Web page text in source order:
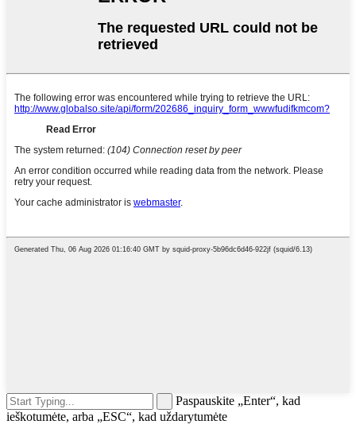
Paspauskite „Enter“, kad
ieškotumėte, arba „ESC“, kad uždarytumėte